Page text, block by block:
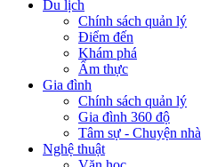
Du lịch
Chính sách quản lý
Điểm đến
Khám phá
Ẩm thực
Gia đình
Chính sách quản lý
Gia đình 360 độ
Tâm sự - Chuyện nhà
Nghệ thuật